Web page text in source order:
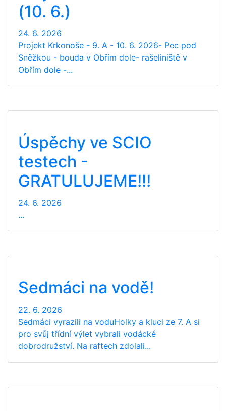
(10. 6.)
24. 6. 2026
Projekt Krkonoše - 9. A - 10. 6. 2026- Pec pod
Sněžkou - bouda v Obřím dole- rašeliniště v
Obřím dole -...
Úspěchy ve SCIO
testech -
GRATULUJEME!!!
24. 6. 2026
...
Sedmáci na vodě!
22. 6. 2026
Sedmáci vyrazili na voduHolky a kluci ze 7. A si
pro svůj třídní výlet vybrali vodácké
dobrodružství. Na raftech zdolali...